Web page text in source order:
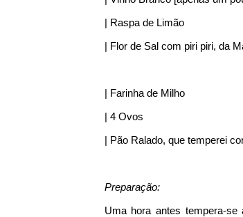
| Raspa de Limão
| Flor de Sal com piri piri, da
| Farinha de Milho
| 4 Ovos
| Pão Ralado, que temperei
Preparação:
Uma hora antes tempera-